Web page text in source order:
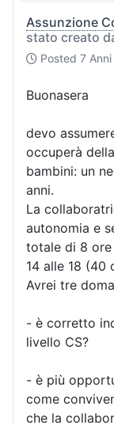
Assunzione
stato creato
Posted 7
Buonasera
devo
occuperà
bambini: un
anni.
La
autonomia e
totale di 8
14 alle 18 (40
Avrei tre
- è corretto
livello CS?
- è più
come
che la